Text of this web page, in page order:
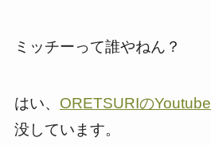
ミッチーって誰やねん？
はい、 ORETSURIのYoutube
没しています。